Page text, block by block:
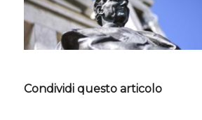
Condividi questo articolo